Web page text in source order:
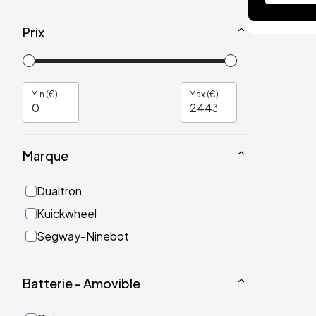
Prix
Min (€) Max (€)
Marque
Dualtron
Kuickwheel
Segway-Ninebot
Batterie - Amovible